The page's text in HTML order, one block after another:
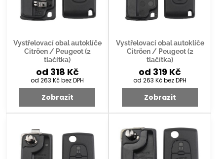
Vystřelovací obal autoklíče
Citröen / Peugeot (2
tlačítka)
od 318 Kč
od 263 Kčbez DPH
Zobrazit
Vystřelovací obal autoklíče
Citröen / Peugeot (2
tlačítka)
od 319 Kč
od 263 Kčbez DPH
Zobrazit